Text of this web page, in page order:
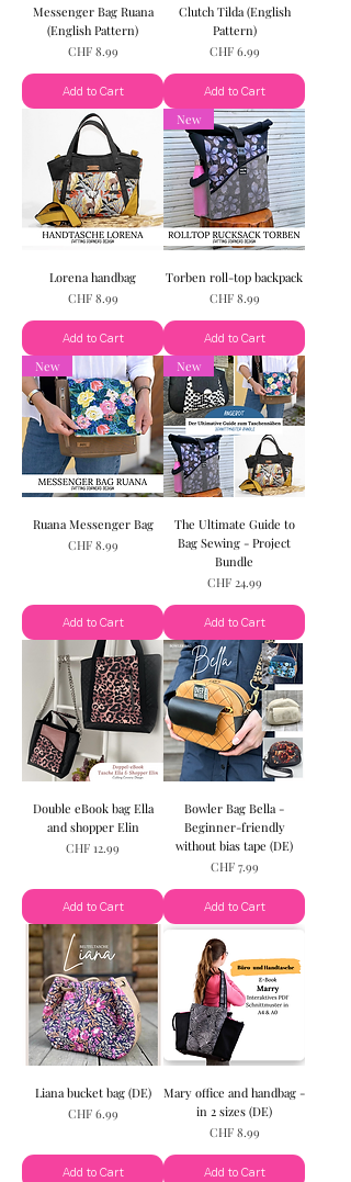
Messenger Bag Ruana
(English Pattern)
Price
CHF 8.99
Add to Cart
Clutch Tilda (English
Pattern)
Price
CHF 6.99
Add to Cart
Lorena handbag
Price
CHF 8.99
Add to Cart
New
Torben roll-top backpack
Price
CHF 8.99
Add to Cart
New
Ruana Messenger Bag
Price
CHF 8.99
Add to Cart
New
The Ultimate Guide to
Bag Sewing - Project
Bundle
Price
CHF 24.99
Add to Cart
Double eBook bag Ella
and shopper Elin
Price
CHF 12.99
Add to Cart
Bowler Bag Bella -
Beginner-friendly
without bias tape (DE)
Price
CHF 7.99
Add to Cart
Liana bucket bag (DE)
Price
CHF 6.99
Add to Cart
Mary office and handbag -
in 2 sizes (DE)
Price
CHF 8.99
Add to Cart